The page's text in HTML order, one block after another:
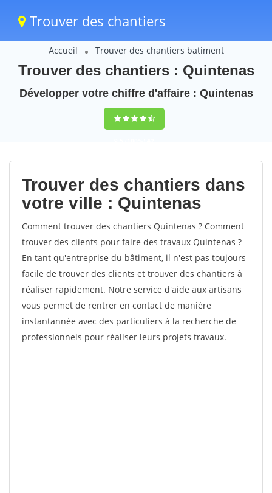
Trouver des chantiers
Accueil Trouver des chantiers batiment
Trouver des chantiers : Quintenas
Développer votre chiffre d'affaire : Quintenas
9,5(100%)42
votes
Trouver des chantiers dans
votre ville : Quintenas
Comment trouver des chantiers Quintenas ? Comment
trouver des clients pour faire des travaux Quintenas ?
En tant qu'entreprise du bâtiment, il n'est pas toujours
facile de trouver des clients et trouver des chantiers à
réaliser rapidement. Notre service d'aide aux artisans
vous permet de rentrer en contact de manière
instantannée avec des particuliers à la recherche de
professionnels pour réaliser leurs projets travaux.